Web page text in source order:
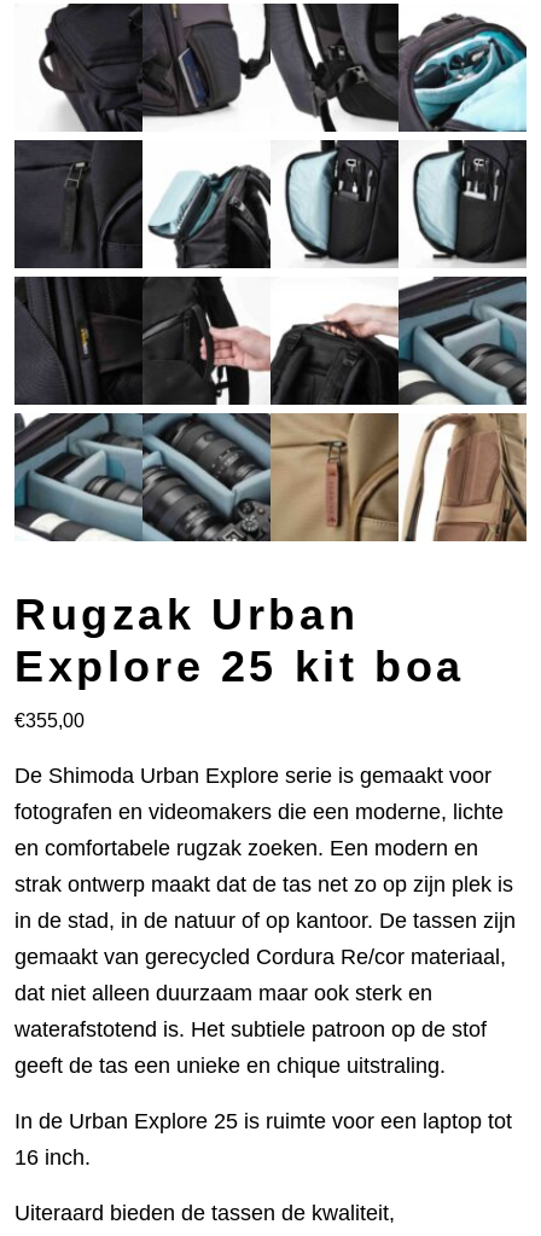
Rugzak Urban
Explore 25 kit boa
€355,00
De Shimoda Urban Explore serie is gemaakt voor
fotografen en videomakers die een moderne, lichte
en comfortabele rugzak zoeken. Een modern en
strak ontwerp maakt dat de tas net zo op zijn plek is
in de stad, in de natuur of op kantoor. De tassen zijn
gemaakt van gerecycled Cordura Re/cor materiaal,
dat niet alleen duurzaam maar ook sterk en
waterafstotend is. Het subtiele patroon op de stof
geeft de tas een unieke en chique uitstraling.
In de Urban Explore 25 is ruimte voor een laptop tot
16 inch.
Uiteraard bieden de tassen de kwaliteit,